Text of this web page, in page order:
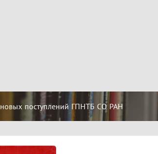
поступлений ГПНТБ СО РАН